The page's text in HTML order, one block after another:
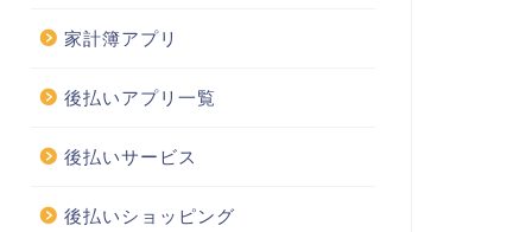
家計簿アプリ
後払いアプリ一覧
後払いサービス
後払いショッピング